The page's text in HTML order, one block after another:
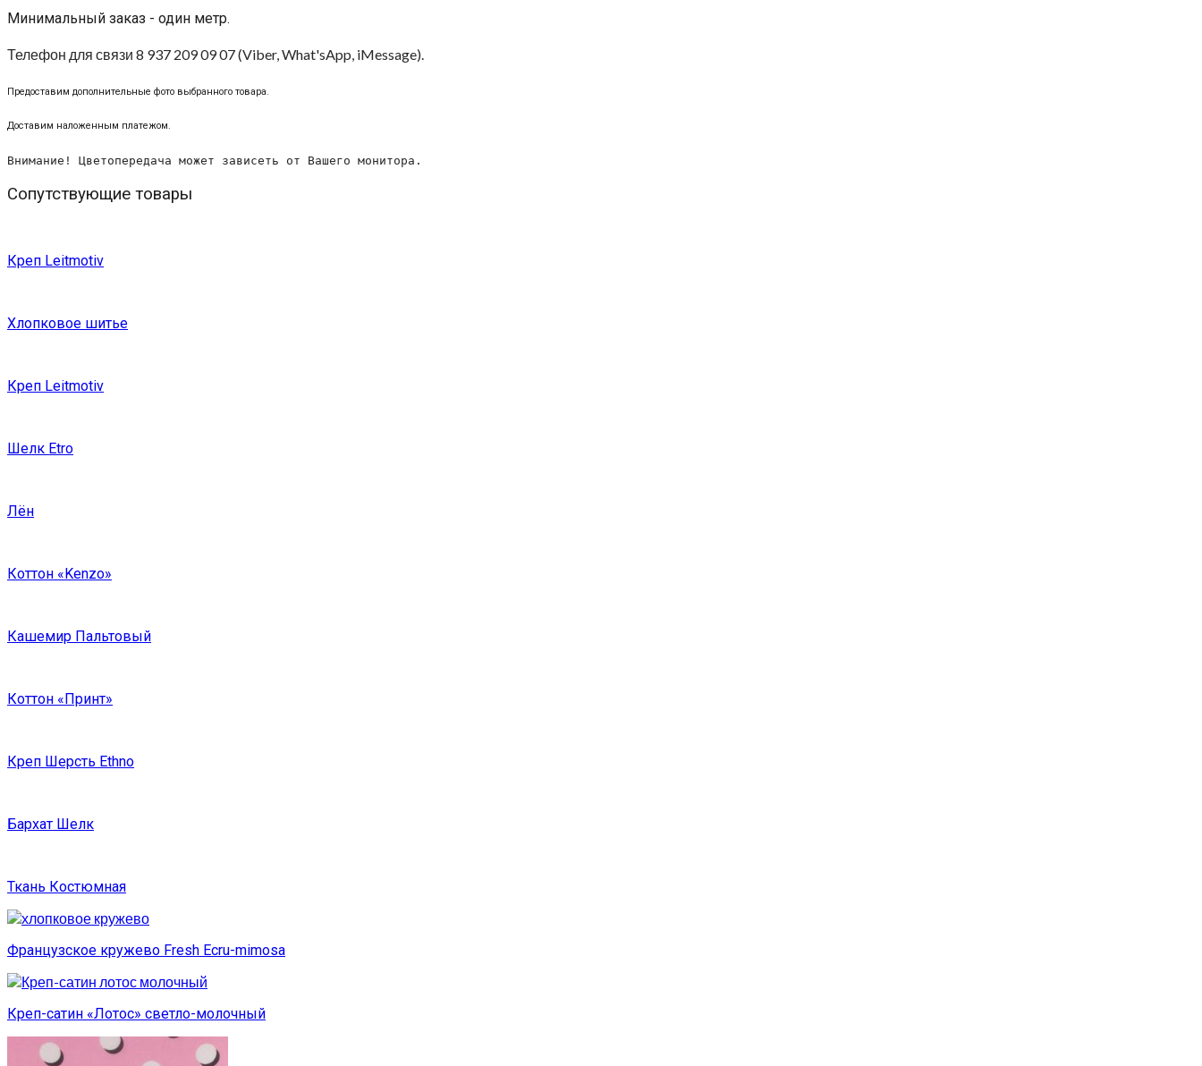
Минимальный заказ - один метр.
Телефон для связи 8 937 209 09 07 (Viber, What'sApp, iMessage).
Предоставим дополнительные фото выбранного товара.
Доставим наложенным платежом.
Внимание! Цветопередача может зависеть от Вашего монитора.
Сопутствующие товары
Креп Leitmotiv
Хлопковое шитье
Креп Leitmotiv
Шелк Etro
Лён
Коттон «Kenzo»
Кашемир Пальтовый
Коттон «Принт»
Креп Шерсть Ethno
Бархат Шелк
Ткань Костюмная
Французское кружево Fresh Ecru-mimosa
Креп-сатин «Лотос» светло-молочный